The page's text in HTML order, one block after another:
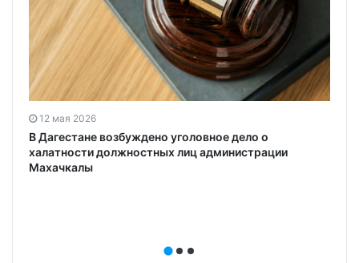
12 мая 2026
В Дагестане возбуждено уголовное дело о
халатности должностных лиц администрации
Махачкалы